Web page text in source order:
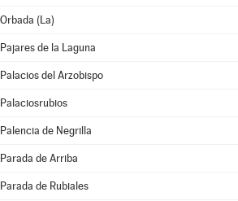
Orbada (La)
Pajares de la Laguna
Palacios del Arzobispo
Palaciosrubios
Palencia de Negrilla
Parada de Arriba
Parada de Rubiales